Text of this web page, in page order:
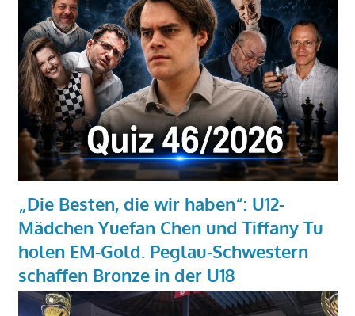
„Die Besten, die wir haben“: U12-
Mädchen Yuefan Chen und Tiffany Tu
holen EM-Gold. Peglau-Schwestern
schaffen Bronze in der U18